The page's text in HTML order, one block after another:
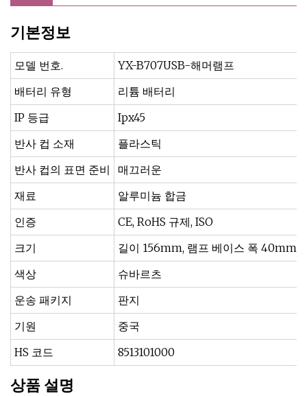
기본정보
모델 번호.
YX-B707USB-해머램프
배터리 유형
리튬 배터리
IP 등급
Ipx45
반사 컵 소재
플라스틱
반사 컵의 표면 준비
매끄러운
재료
알루미늄 합금
인증
CE, RoHS 규제, ISO
크기
길이 156mm, 램프 베이스 폭 40mm,
색상
슈바르츠
운송 패키지
판지
기원
중국
HS 코드
8513101000
상품 설명